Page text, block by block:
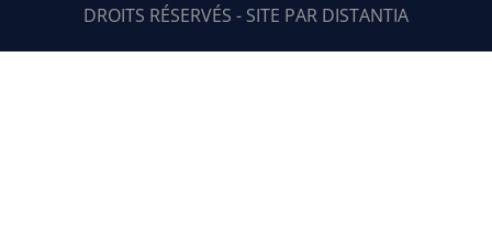
DROITS RÉSERVÉS - SITE PAR DISTANTIA